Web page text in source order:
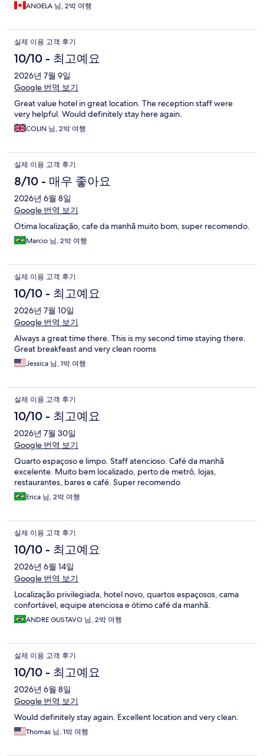
ANGELA 님, 2박 여행
실제 이용 고객 후기
10/10 - 최고예요
2026년 7월 9일
Google 번역 보기
Great value hotel in great location. The reception staff were
very helpful. Would definitely stay here again.
COLIN 님, 2박 여행
실제 이용 고객 후기
8/10 - 매우 좋아요
2026년 6월 8일
Google 번역 보기
Otima localização, cafe da manhã muito bom, super recomendo.
Marcio 님, 2박 여행
실제 이용 고객 후기
10/10 - 최고예요
2026년 7월 10일
Google 번역 보기
Always a great time there. This is my second time staying there.
Great breakfeast and very clean rooms
Jessica 님, 1박 여행
실제 이용 고객 후기
10/10 - 최고예요
2026년 7월 30일
Google 번역 보기
Quarto espaçoso e limpo. Staff atencioso. Café da manhã
excelente. Muito bem localizado, perto de metrô, lojas,
restaurantes, bares e café. Super recomendo
Erica 님, 2박 여행
실제 이용 고객 후기
10/10 - 최고예요
2026년 6월 14일
Google 번역 보기
Localização privilegiada, hotel novo, quartos espaçosos, cama
confortável, equipe atenciosa e ótimo café da manhã.
ANDRE GUSTAVO 님, 2박 여행
실제 이용 고객 후기
10/10 - 최고예요
2026년 6월 8일
Google 번역 보기
Would definitely stay again. Excellent location and very clean.
Thomas 님, 1박 여행